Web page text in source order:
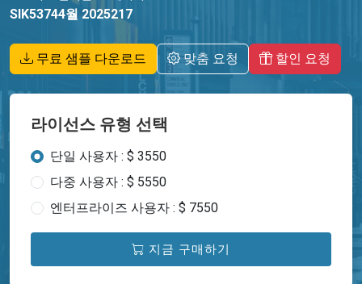
SIK53744월 2025217
무료 샘플 다운로드 맞춤 요청 할인 요청
라이선스 유형 선택
단일 사용자 : $ 3550
다중 사용자 : $ 5550
엔터프라이즈 사용자 : $ 7550
지금 구매하기